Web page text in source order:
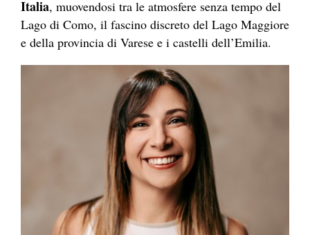
Italia, muovendosi tra le atmosfere senza tempo del
Lago di Como, il fascino discreto del Lago Maggiore
e della provincia di Varese e i castelli dell’Emilia.